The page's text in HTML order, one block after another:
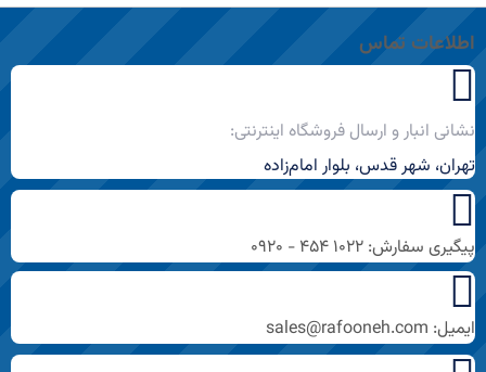
اطلاعات تماس
نشانی انبار و ارسال فروشگاه اینترنتی:
تهران، شهر قدس، بلوار امام‌زاده
پیگیری سفارش: ۱۰۲۲ ۴۵۴ - ۰۹۲۰
ایمیل: sales@rafooneh.com